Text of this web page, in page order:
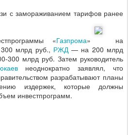
с замораживанием тарифов ранее
«Газпрома»
на
млрд руб., РЖД— на 200 млрд
300 млрд руб. Затем руководитель
неоднократно заявлял, что
разрабатывают планы
издержек, которые должны
инвестпрограмм.